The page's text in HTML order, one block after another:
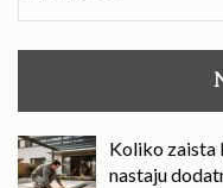
Koliko zaista
nastaju